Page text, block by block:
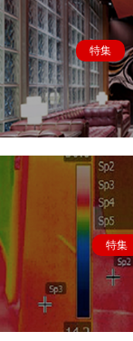
特集
特集